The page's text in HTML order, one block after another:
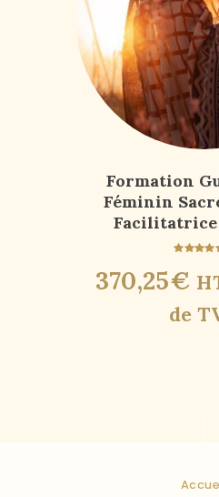
Formation
Féminin
5.00
sur 5
370,25€
de